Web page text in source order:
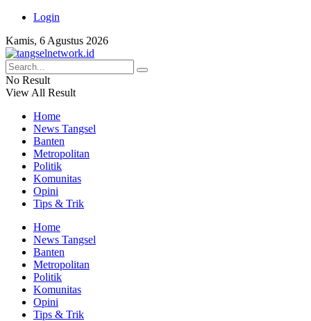
Login
Kamis, 6 Agustus 2026
No Result
View All Result
Home
News Tangsel
Banten
Metropolitan
Politik
Komunitas
Opini
Tips & Trik
Home
News Tangsel
Banten
Metropolitan
Politik
Komunitas
Opini
Tips & Trik